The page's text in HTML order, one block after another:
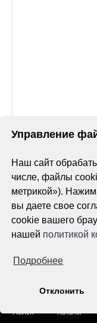
Управление
Наш сайт
числе, файлы
метрикой»).
вы даете свое
cookie вашего
нашей политикой
Подробнее
Отклонить
Поиск Каталог
MT250